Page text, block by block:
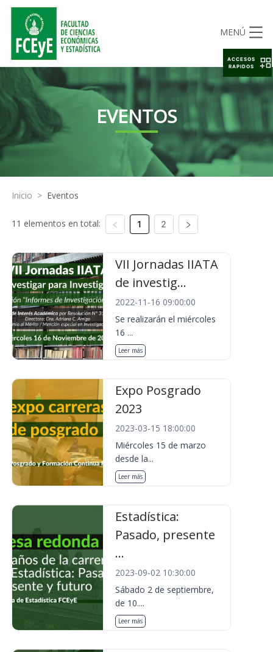
MENÚ
EVENTOS
Inicio > Eventos
11 elementos en total: 1 2
VII Jornadas IIATA
de investig...
2022-11-16 09:00:00
Se realizarán el miércoles
16 ...
Leer más
Expo Posgrado
2023
2023-03-15 18:00:00
Miércoles 15 de marzo
desde la...
Leer más
Estadística:
Pasado, presente
...
2023-09-02 10:30:00
Sábado 2 de septiembre,
de 10....
Leer más
ACCESOS
RAPIDOS